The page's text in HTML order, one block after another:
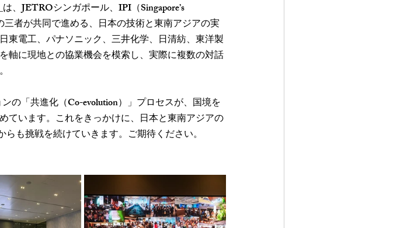
は、JETROシンガポール、IPI（Singapore’s
者が共同で進める、日本の技術と東南アジアの実
東電工、パナソニック、三井化学、日清紡、東洋製
軸に現地との協業機会を模索し、実際に複数の対話
の「共進化（Co-evolution）」プロセスが、国境を
ています。これをきっかけに、日本と東南アジアの
も挑戦を続けていきます。ご期待ください。